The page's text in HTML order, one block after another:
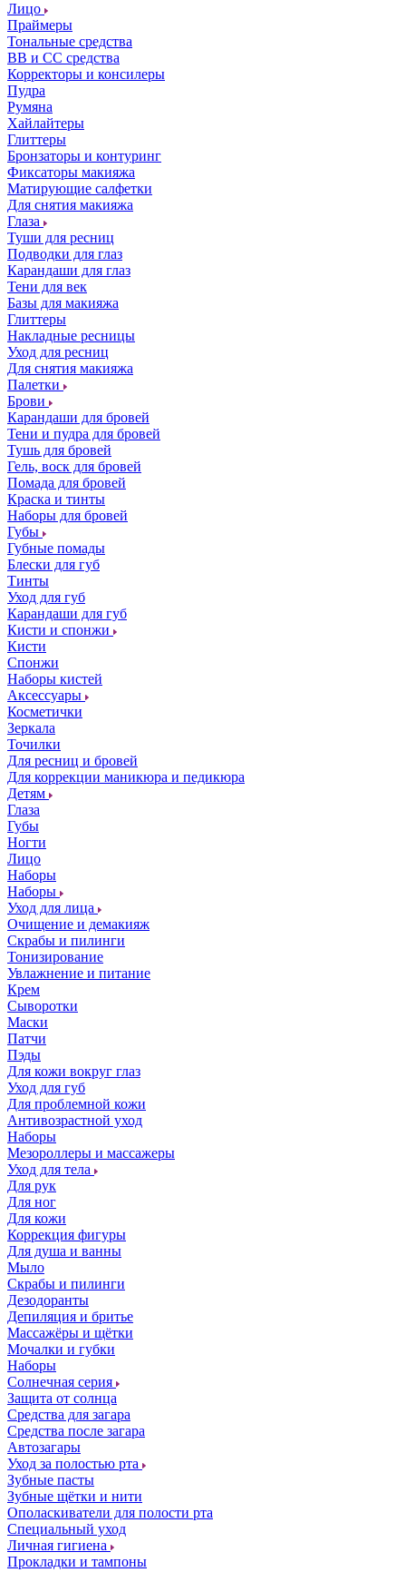
Лицо
Праймеры
Тональные средства
ВВ и СС средства
Корректоры и консилеры
Пудра
Румяна
Хайлайтеры
Глиттеры
Бронзаторы и контуринг
Фиксаторы макияжа
Матирующие салфетки
Для снятия макияжа
Глаза
Туши для ресниц
Подводки для глаз
Карандаши для глаз
Тени для век
Базы для макияжа
Глиттеры
Накладные ресницы
Уход для ресниц
Для снятия макияжа
Палетки
Брови
Карандаши для бровей
Тени и пудра для бровей
Тушь для бровей
Гель, воск для бровей
Помада для бровей
Краска и тинты
Наборы для бровей
Губы
Губные помады
Блески для губ
Тинты
Уход для губ
Карандаши для губ
Кисти и спонжи
Кисти
Спонжи
Наборы кистей
Аксессуары
Косметички
Зеркала
Точилки
Для ресниц и бровей
Для коррекции маникюра и педикюра
Детям
Глаза
Губы
Ногти
Лицо
Наборы
Наборы
Уход для лица
Очищение и демакияж
Скрабы и пилинги
Тонизирование
Увлажнение и питание
Крем
Сыворотки
Маски
Патчи
Пэды
Для кожи вокруг глаз
Уход для губ
Для проблемной кожи
Антивозрастной уход
Наборы
Мезороллеры и массажеры
Уход для тела
Для рук
Для ног
Для кожи
Коррекция фигуры
Для душа и ванны
Мыло
Скрабы и пилинги
Дезодоранты
Депиляция и бритье
Массажёры и щётки
Мочалки и губки
Наборы
Солнечная серия
Защита от солнца
Средства для загара
Средства после загара
Автозагары
Уход за полостью рта
Зубные пасты
Зубные щётки и нити
Ополаскиватели для полости рта
Специальный уход
Личная гигиена
Прокладки и тампоны